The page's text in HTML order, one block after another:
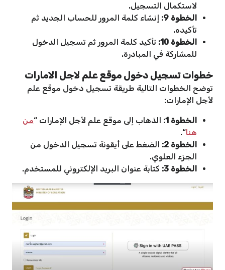
لاستكمال التسجيل.
الخطوة 9:
إنشاء كلمة المرور للحساب الجديد ثم
تأكيده.
الخطوة 10:
تأكيد كلمة المرور ثم تسجيل الدخول
للمشاركة في المبادرة.
خطوات تسجيل دخول موقع علم لاجل الامارات
توضح الخطوات التالية طريقة تسجيل دخول موقع علم
لأجل الإمارات:
الخطوة 1: الذهاب إلى موقع علم لأجل الإمارات “من
هنا“.
الخطوة 2:
الضغط على أيقونة تسجيل الدخول من
الجزء العلوي.
الخطوة 3:
كتابة عنوان البريد الإلكتروني للمستخدم.